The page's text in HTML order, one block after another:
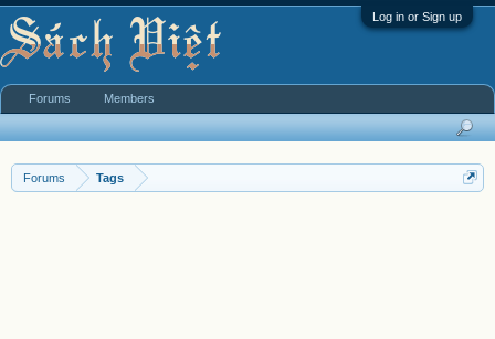
Log in or Sign up
Forums Tags
Forums Members